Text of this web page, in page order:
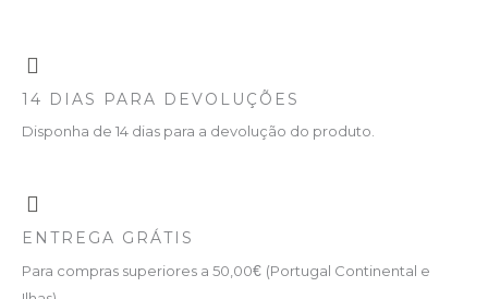
14 DIAS PARA DEVOLUÇÕES
Disponha de 14 dias para a devolução do produto.
ENTREGA GRÁTIS
Para compras superiores a 50,00€ (Portugal Continental e